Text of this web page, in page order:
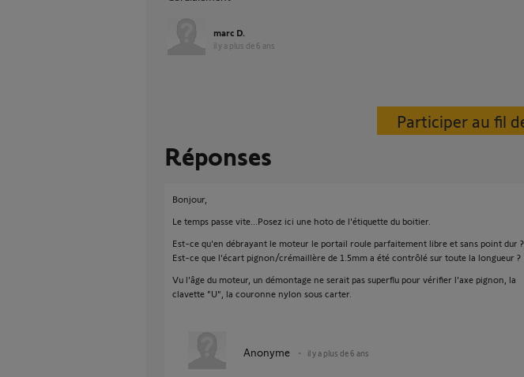
marc D.
il y a plus de 6 ans
Participer au fil
Réponses
Bonjour,
Le temps passe vite...Posez ici une hoto de l'étiquette du boitier.
Est-ce qu'en débrayant le moteur le portail roule parfaitement libre et sans point dur ?
Est-ce que l'écart pignon/crémaillère de 1.5mm a été contrôlé sur toute la longueur ?
Vu l'âge du moteur, un démontage ne serait pas superflu pour vérifier l'axe pignon, la
clavette "U", la couronne nylon sous carter.
Anonyme il y a plus de 6 ans